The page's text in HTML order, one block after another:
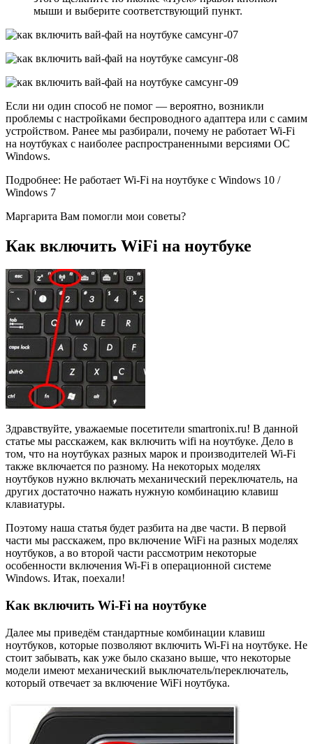
мыши и выберите соответствующий пункт.
Если ни один способ не помог — вероятно, возникли
проблемы с настройками беспроводного адаптера или с самим
устройством. Ранее мы разбирали, почему не работает Wi-Fi
на ноутбуках с наиболее распространенными версиями ОС
Windows.
Подробнее: Не работает Wi-Fi на ноутбуке с Windows 10 /
Windows 7
Маргарита Вам помогли мои советы?
Как включить WiFi на ноутбуке
Здравствуйте, уважаемые посетители smartronix.ru! В данной
статье мы расскажем, как включить wifi на ноутбуке. Дело в
том, что на ноутбуках разных марок и производителей Wi-Fi
также включается по разному. На некоторых моделях
ноутбуков нужно включать механический переключатель, на
других достаточно нажать нужную комбинацию клавиш
клавиатуры.
Поэтому наша статья будет разбита на две части. В первой
части мы расскажем, про включение WiFi на разных моделях
ноутбуков, а во второй части рассмотрим некоторые
особенности включения Wi-Fi в операционной системе
Windows. Итак, поехали!
Как включить Wi-Fi на ноутбуке
Далее мы приведём стандартные комбинации клавиш
ноутбуков, которые позволяют включить Wi-Fi на ноутбуке. Не
стоит забывать, как уже было сказано выше, что некоторые
модели имеют механический выключатель/переключатель,
который отвечает за включение WiFi ноутбука.